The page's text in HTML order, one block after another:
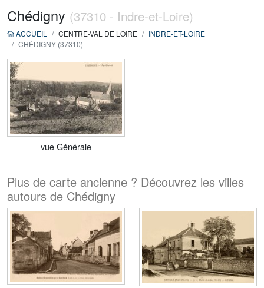
Chédigny (37310 - Indre-et-Loire)
ACCUEIL CENTRE-VAL DE LOIRE
INDRE-ET-LOIRE
CHÉDIGNY (37310)
vue Générale
Plus de carte ancienne ? Découvrez les villes
autours de Chédigny